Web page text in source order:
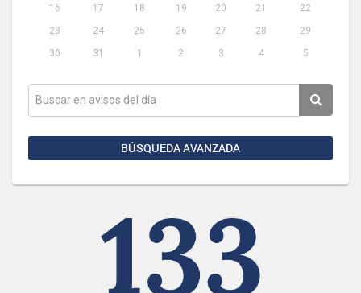
16
17 18 19 20 21
22
23
24 25 26 27 28
29
30
31 1 2 3 4 5
BÚSQUEDA AVANZADA